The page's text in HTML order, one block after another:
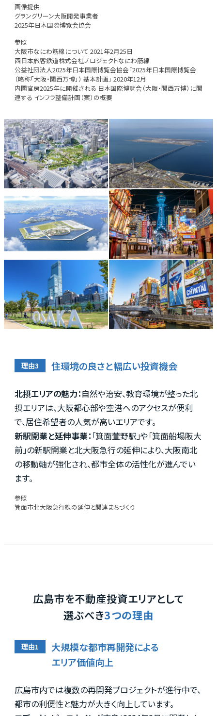
画像提供
グラングリーン大阪開発事業者
2025年日本国際博覧会協会
参照
大阪市なにわ筋線について 2021年2月25日
西日本旅客鉄道株式会社プロジェクトなにわ筋線
公益社団法人2025年日本国際博覧会協会「2025年日本国際博覧会
（略称「大阪・関西万博」） 基本計画」 2020年12月
内閣官房2025年に開催される 日本国際博覧会（大阪・関西万博）に関
連する インフラ整備計画（案）の概要
住環境の良さと幅広い投資機会
北摂エリアの魅力：自然や治安、教育環境が整った北
摂エリアは、大阪都心部や空港へのアクセスが便利
で、居住希望者の人気が高いエリアです。
新駅開業と延伸事業： 「箕面萱野駅」や「箕面船場阪大
前」の新駅開業と北大阪急行の延伸により、大阪南北
の移動軸が強化され、都市全体の活性化が進んでい
ます。
参照
箕面市北大阪急行線の延伸と関連まちづくり
広島市を不動産投資エリアとして
選ぶべき3つの理由
大規模な都市再開発による
エリア価値向上
広島市内では複数の再開発プロジェクトが進行中で、
都市の利便性と魅力が大きく向上しています。